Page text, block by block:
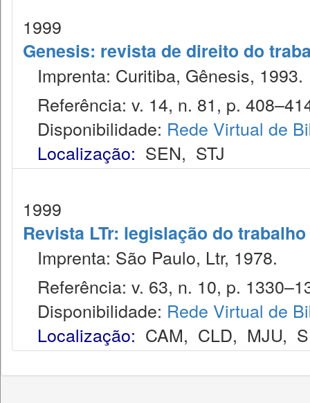
1999
Genesis: revista de direito do
Imprenta: Curitiba, Gênesis, 1993.
Referência: v. 14, n. 81, p.
Disponibilidade: Rede Virtual de
Localização: SEN, STJ
1999
Revista LTr: legislação do trabalho
Imprenta: São Paulo, Ltr, 1978.
Referência: v. 63, n. 10, p.
Disponibilidade: Rede Virtual de
Localização: CAM, CLD, MJU,